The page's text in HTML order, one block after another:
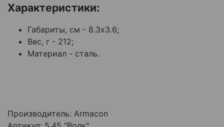
Характеристики:
Габариты, см - 8.3х3.6;
Вес, г - 212;
Материал - сталь.
Производитель: Armacon